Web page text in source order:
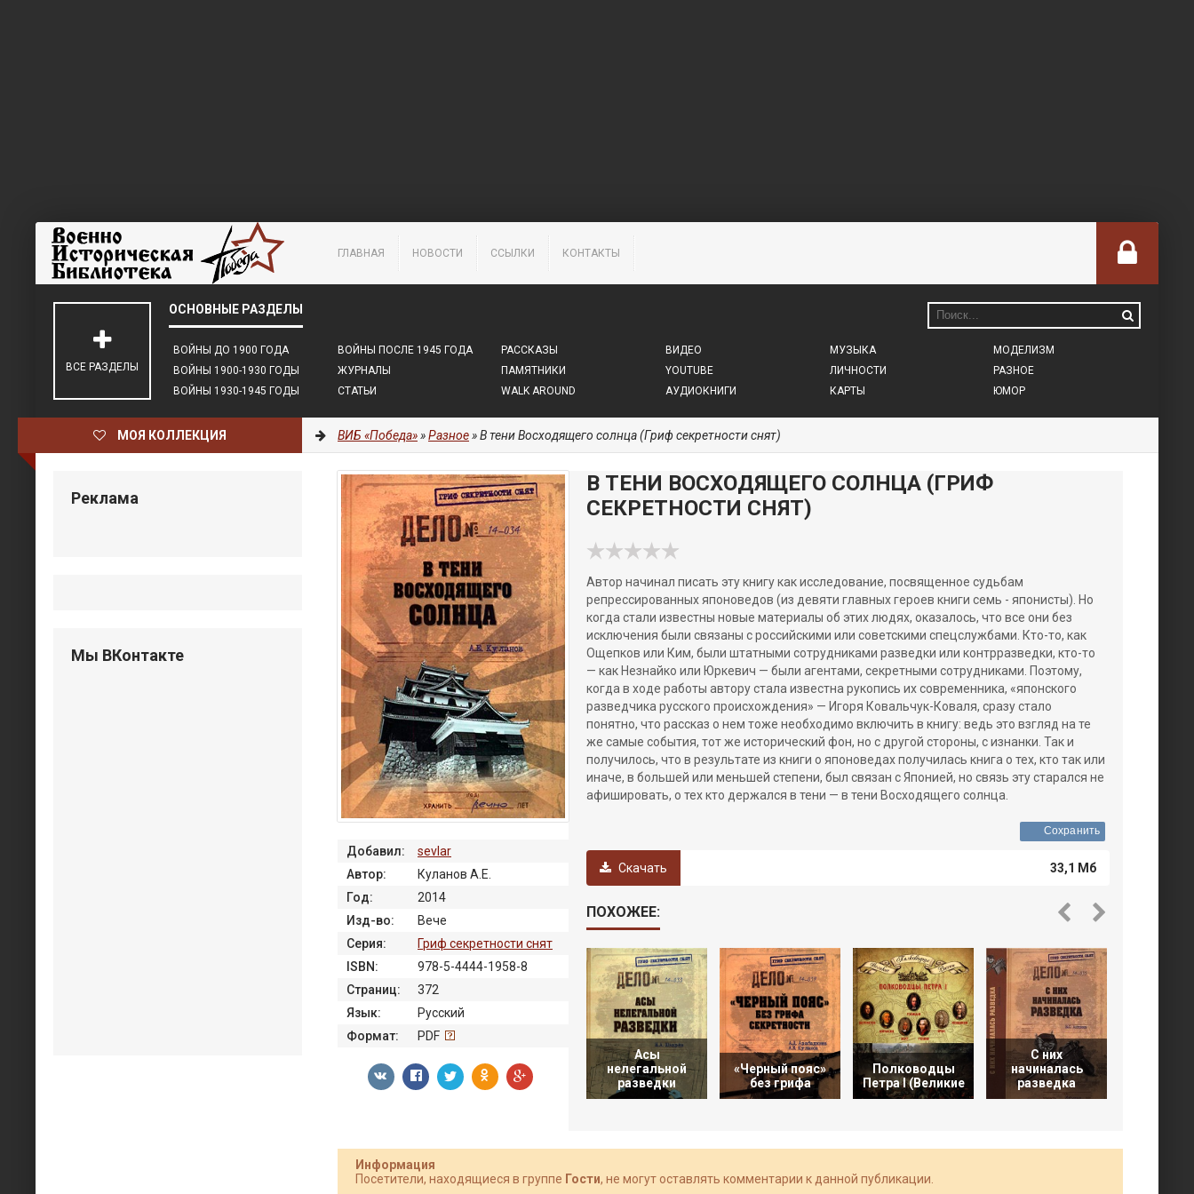
ГЛАВНАЯ НОВОСТИ ССЫЛКИ КОНТАКТЫ
ВОЙНЫ ДО 1900 ГОДА
ВОЙНЫ 1900-1930 ГОДЫ
ВОЙНЫ 1930-1945 ГОДЫ
ВОЙНЫ ПОСЛЕ 1945 ГОДА
ЖУРНАЛЫ
СТАТЬИ
РАССКАЗЫ
ПАМЯТНИКИ
WALK AROUND
ВИДЕО
YOUTUBE
АУДИОКНИГИ
МУЗЫКА
ЛИЧНОСТИ
КАРТЫ
МОДЕЛИЗМ
РАЗНОЕ
ЮМОР
ВСЕ РАЗДЕЛЫ
МОЯ КОЛЛЕКЦИЯ ВИБ «Победа»»Разное» В тени Восходящего солнца (Гриф секретности снят)
В ТЕНИ ВОСХОДЯЩЕГО СОЛНЦА (ГРИФ
СЕКРЕТНОСТИ СНЯТ)
Автор начинал писать эту книгу как исследование, посвященное судьбам
репрессированных японоведов (из девяти главных героев книги семь - японисты). Но
когда стали известны новые материалы об этих людях, оказалось, что все они без
исключения были связаны с российскими или советскими спецслужбами. Кто-то, как
Ощепков или Ким, были штатными сотрудниками разведки или контрразведки, кто-то
— как Незнайко или Юркевич — были агентами, секретными сотрудниками. Поэтому,
когда в ходе работы автору стала известна рукопись их современника, «японского
разведчика русского происхождения» — Игоря Ковальчук-Коваля, сразу стало
понятно, что рассказ о нем тоже необходимо включить в книгу: ведь это взгляд на те
же самые события, тот же исторический фон, но с другой стороны, с изнанки. Так и
получилось, что в результате из книги о японоведах получилась книга о тех, кто так или
иначе, в большей или меньшей степени, был связан с Японией, но связь эту старался не
афишировать, о тех кто держался в тени — в тени Восходящего солнца.
Сохранить
Скачать 33,1 Мб
Добавил:
sevlar
Автор:
Куланов А.Е.
Год:
2014
Изд-во:
Вече
Серия:
Гриф секретности снят
ISBN:
978-5-4444-1958-8
Страниц:
372
Язык:
Русский
Формат:
PDF
ПОХОЖЕЕ:
Асы
нелегальной
разведки
«Черный пояс»
без грифа
Полководцы
Петра I (Великие
С них
начиналась
разведка
Информация
Посетители, находящиеся в группе Гости, не могут оставлять комментарии к данной публикации.
Реклама
Мы ВКонтакте